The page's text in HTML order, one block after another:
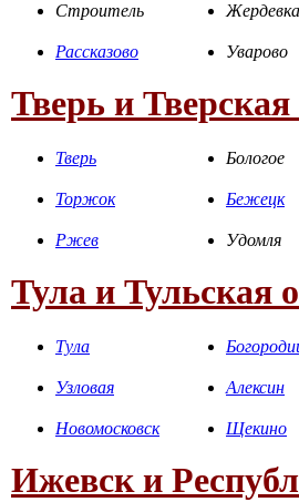
Строитель Жердевка
Рассказово Уварово
Тверь и Тверская
Тверь Бологое
Торжок Бежецк
Ржев Удомля
Тула и Тульская
Тула
Узловая Алексин
Новомосковск Щекино
Ижевск и